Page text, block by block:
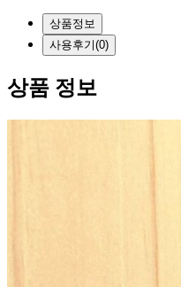
상품정보
사용후기(0)
상품 정보